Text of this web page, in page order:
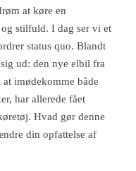
at køre en
stilfuld. I dag ser vi et
status quo. Blandt
ud: den nye elbil fra
imødekomme både
har allerede fået
Hvad gør denne
din opfattelse af